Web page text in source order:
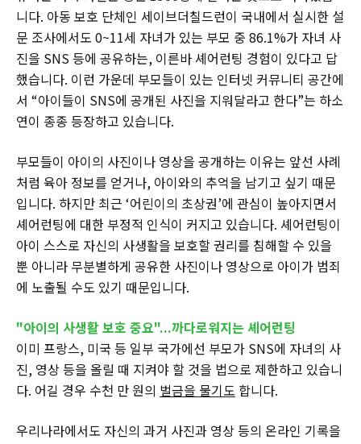
니다. 아동 보호 단체인 세이브더칠드런이 국내에서 실시한 설
문 조사에서도 0~11세 자녀가 있는 부모 중 86.1%가 자녀 사
진을 SNS 등에 공유하는, 이른바 셰어런팅 경험이 있다고 답
했습니다. 이런 가운데 부모들이 있는 인터넷 커뮤니티 공간에
서 “아이들이 SNS에 공개된 사진을 지워달라고 한다”는 하소
연이 종종 등장하고 있습니다.
부모들이 아이의 사진이나 영상을 공개하는 이유는 앞선 사례
처럼 육아 정보를 얻거나, 아이와의 추억을 남기고 싶기 때문
입니다. 하지만 최근 ‘어린이의 초상권’에 관심이 높아지면서
셰어런팅에 대한 부정적 인식이 커지고 있습니다. 셰어런팅이
아이 스스로 자신의 사생활을 보호할 권리를 침해할 수 있을
뿐 아니라 무분별하게 공유한 사진이나 영상으로 아이가 범죄
에 노출될 수도 있기 때문입니다.
"아이의 사생활 보호 중요"...까다로워지는 셰어런팅
이미 프랑스, 미국 등 일부 국가에선 부모가 SNS에 자녀의 사
진, 영상 등을 올릴 때 지켜야 할 것을 법으로 제한하고 있습니
다. 어길 경우 수천 만 원의 벌금을 물기도 합니다.
우리나라에서도 자신의 과거 사진과 영상 등의 온라인 기록을